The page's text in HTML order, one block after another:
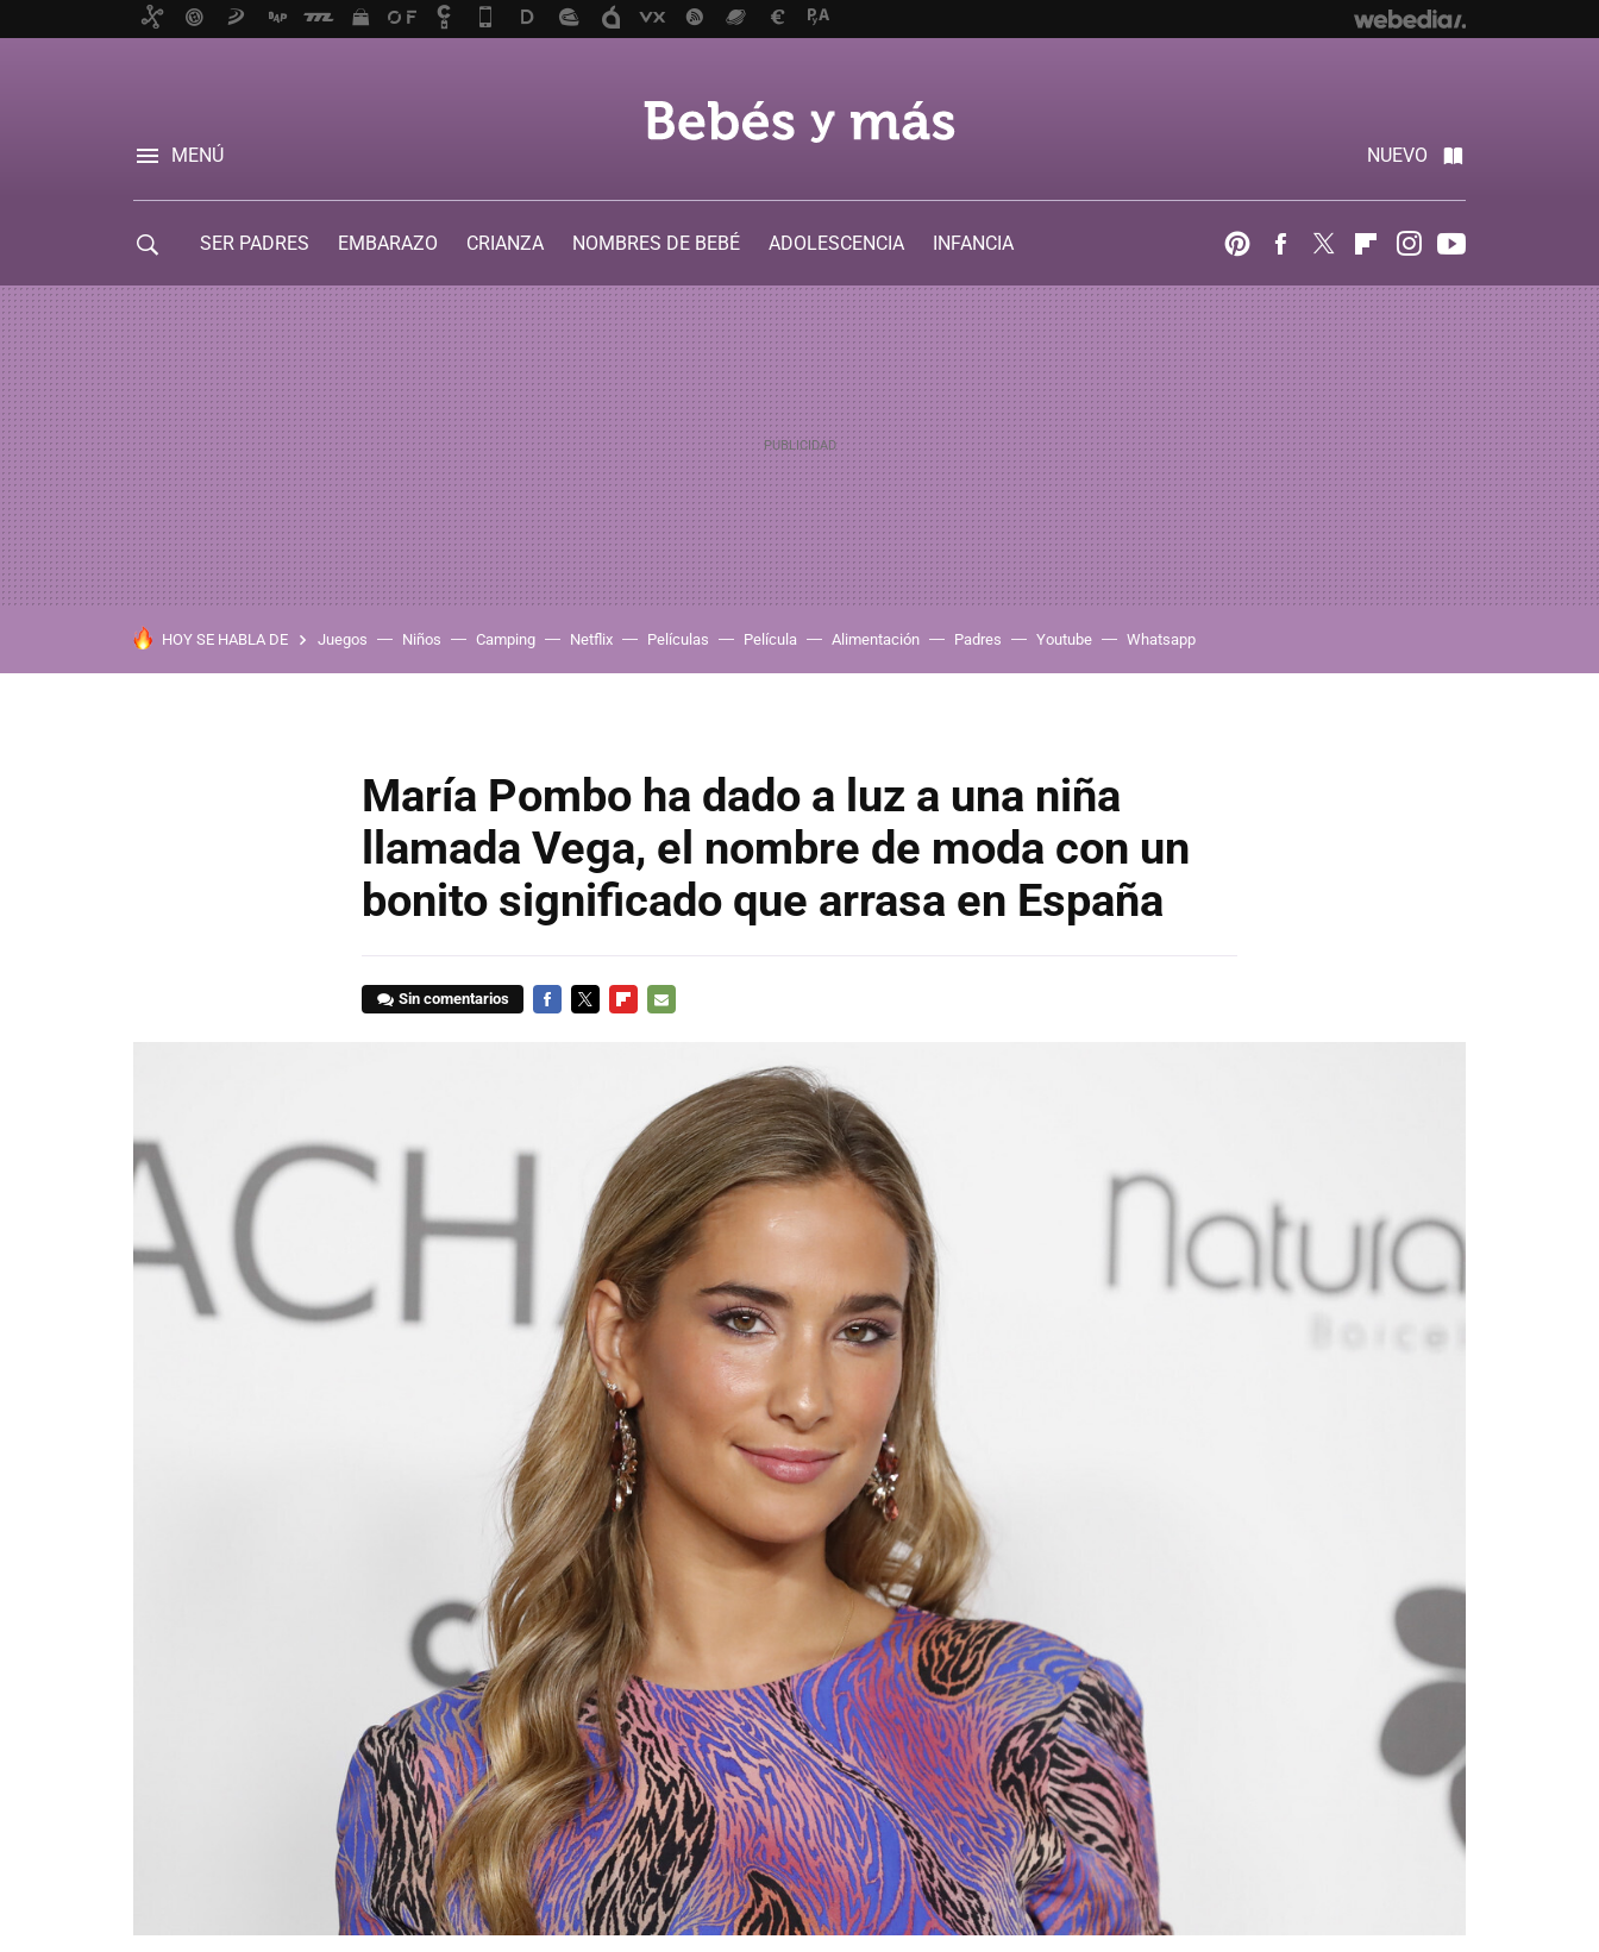
MENÚ NUEVO
SER PADRES EMBARAZO CRIANZA NOMBRES DE BEBÉ ADOLESCENCIA
INFANCIA
PinterestFacebook
Twitter FlipboardInstagram
HOY SE HABLA DE Juegos Niños Camping Netflix Películas Película Alimentación Padres Youtube Whatsapp
María Pombo ha dado a luz a una niña
llamada Vega, el nombre de moda con un
bonito significado que arrasa en España
Sin comentarios